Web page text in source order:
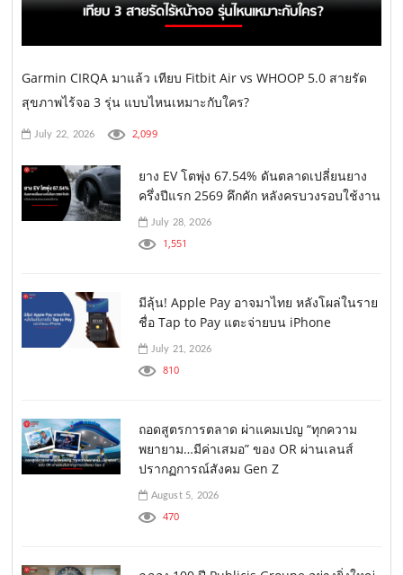
Garmin CIRQA มาแล้ว เทียบ Fitbit Air vs WHOOP 5.0 สายรัด
สุขภาพไร้จอ 3 รุ่น แบบไหนเหมาะกับใคร?
July 22, 2026 2,099
ยาง EV โตพุ่ง 67.54% ดันตลาดเปลี่ยนยาง
ครึ่งปีแรก 2569 คึกคัก หลังครบวงรอบใช้งาน
July 28, 2026
1,551
มีลุ้น! Apple Pay อาจมาไทย หลังโผล่ในราย
ชื่อ Tap to Pay แตะจ่ายบน iPhone
July 21, 2026
810
ถอดสูตรการตลาด ผ่าแคมเปญ “ทุกความ
พยายาม…มีค่าเสมอ” ของ OR ผ่านเลนส์
ปรากฏการณ์สังคม Gen Z
August 5, 2026
470